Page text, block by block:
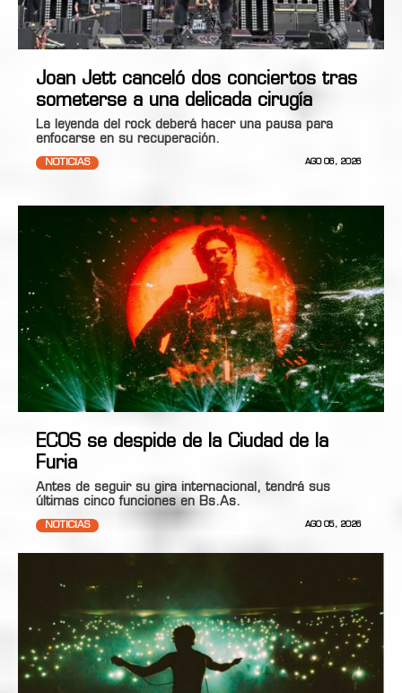
Joan Jett canceló dos conciertos tras
someterse a una delicada cirugía
La leyenda del rock deberá hacer una pausa para
enfocarse en su recuperación.
NOTICIAS AGO 06, 2026
ECOS se despide de la Ciudad de la
Furia
Antes de seguir su gira internacional, tendrá sus
últimas cinco funciones en Bs.As.
NOTICIAS AGO 05, 2026